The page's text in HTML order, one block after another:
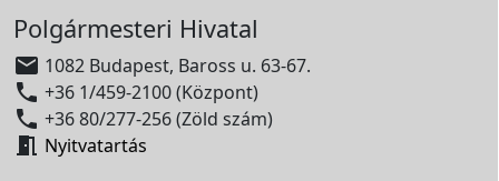
Polgármesteri Hivatal
 1082 Budapest, Baross u. 63-67.
 +36 1/459-2100 (Központ)
 +36 80/277-256 (Zöld szám)
 Nyitvatartás